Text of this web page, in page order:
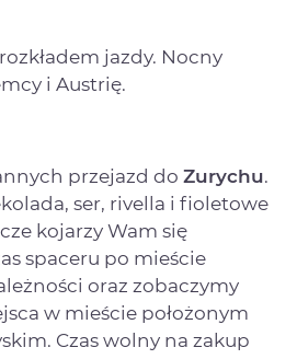
jazdy. Nocny
i Austrię.
przejazd do Zurychu.
ser, rivella i fioletowe
kojarzy Wam się
spaceru po mieście
oraz zobaczymy
w mieście położonym
Czas wolny na zakup